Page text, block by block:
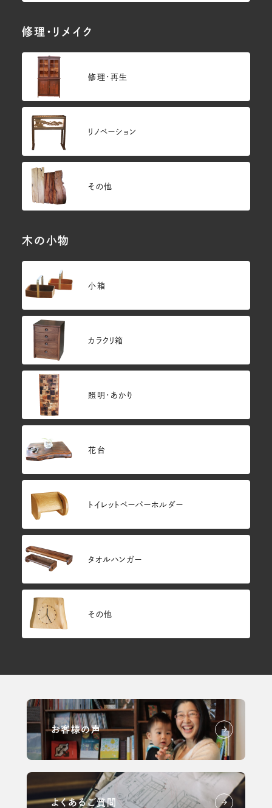
修理・リメイク
修理・再生
リノベーション
その他
木の小物
小箱
カラクリ箱
照明・あかり
花台
トイレットペーパーホルダー
タオルハンガー
その他
お客様の声
よくあるご質問